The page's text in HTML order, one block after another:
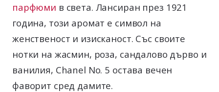
парфюми в света. Лансиран през 1921
година, този аромат е символ на
женственост и изисканост. Със своите
нотки на жасмин, роза, сандалово дърво и
ванилия, Chanel No. 5 остава вечен
фаворит сред дамите.